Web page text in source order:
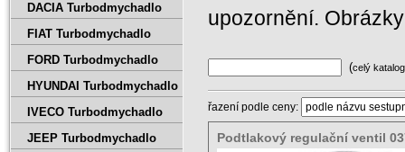
upozornění.
(celý katalog
řazení podle ceny:
Podtlakový regulační ventil
DACIA Turbodmychadlo
FIAT Turbodmychadlo
FORD Turbodmychadlo
HYUNDAI Turbodmychadlo
IVECO Turbodmychadlo
JEEP Turbodmychadlo